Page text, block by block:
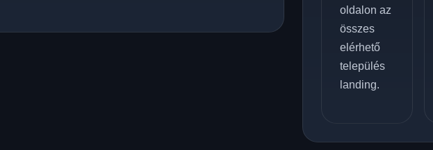
oldalon az
összes
elérhető
település
landing.